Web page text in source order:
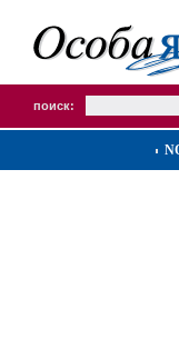
поиск: